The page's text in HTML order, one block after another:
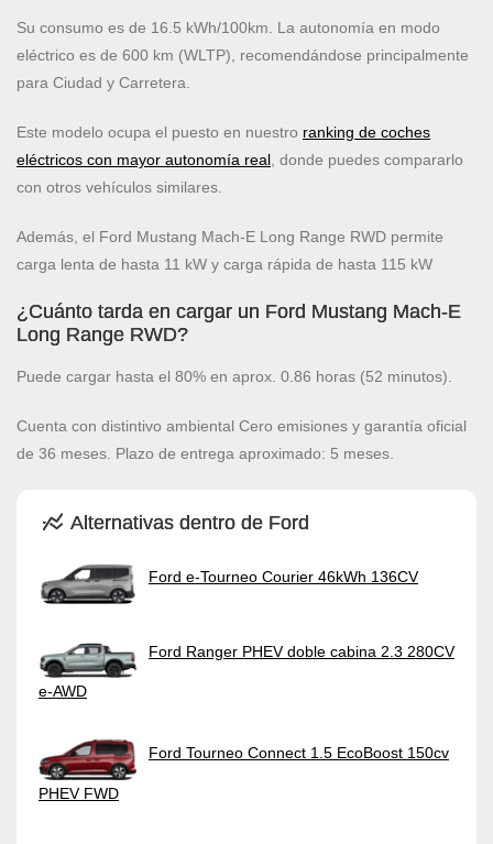
Su consumo es de 16.5 kWh/100km. La autonomía en modo
eléctrico es de 600 km (WLTP), recomendándose principalmente
para Ciudad y Carretera.
Este modelo ocupa el puesto en nuestro ranking de coches
eléctricos con mayor autonomía real , donde puedes compararlo
con otros vehículos similares.
Además, el Ford Mustang Mach-E Long Range RWD permite
carga lenta de hasta 11 kW y carga rápida de hasta 115 kW
¿Cuánto tarda en cargar un Ford Mustang Mach-E
Long Range RWD?
Puede cargar hasta el 80% en aprox. 0.86 horas (52 minutos).
Cuenta con distintivo ambiental Cero emisiones y garantía oficial
de 36 meses. Plazo de entrega aproximado: 5 meses.
Alternativas dentro de Ford
Ford e-Tourneo Courier 46kWh 136CV
Ford Ranger PHEV doble cabina 2.3 280CV
e-AWD
Ford Tourneo Connect 1.5 EcoBoost 150cv
PHEV FWD